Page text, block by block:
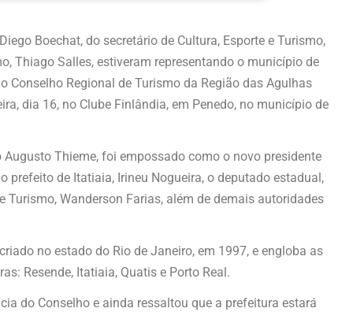
Boechat, do secretário de Cultura, Esporte e Turismo,
Thiago Salles, estiveram representando o município de
Conselho Regional de Turismo da Região das Agulhas
dia 16, no Clube Finlândia, em Penedo, no município de
Thieme, foi empossado como o novo presidente
prefeito de Itatiaia, Irineu Nogueira, o deputado estadual,
Turismo, Wanderson Farias, além de demais autoridades
no estado do Rio de Janeiro, em 1997, e engloba as
Resende, Itatiaia, Quatis e Porto Real.
do Conselho e ainda ressaltou que a prefeitura estará